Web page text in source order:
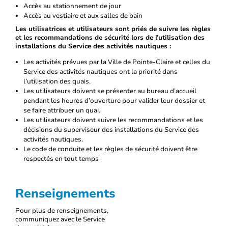
Accès au stationnement de jour
Accès au vestiaire et aux salles de bain
Les utilisatrices et utilisateurs sont priés de suivre les règles
et les recommandations de sécurité lors de l’utilisation des
installations du Service des activités nautiques :
Les activités prévues par la Ville de Pointe-Claire et celles du
Service des activités nautiques ont la priorité dans
l’utilisation des quais.
Les utilisateurs doivent se présenter au bureau d’accueil
pendant les heures d’ouverture pour valider leur dossier et
se faire attribuer un quai.
Les utilisateurs doivent suivre les recommandations et les
décisions du superviseur des installations du Service des
activités nautiques.
Le code de conduite et les règles de sécurité doivent être
respectés en tout temps
Renseignements
Pour plus de renseignements,
communiquez avec le Service